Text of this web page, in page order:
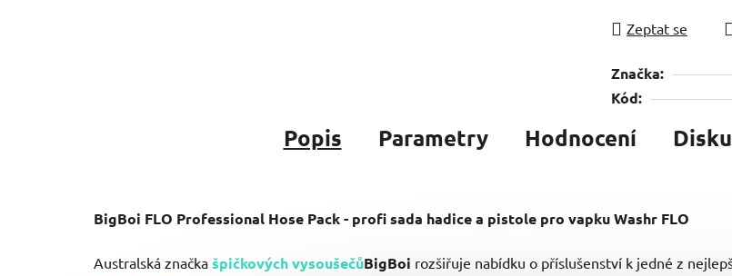
Zeptat se
Značka:
Kód:
Popis Parametry Hodnocení
BigBoi FLO Professional Hose Pack - profi sada hadice a pistole pro vapku Washr FLO
Australská značka špičkových vysoušečůBigBoi rozšiřuje nabídku o příslušenství k jedné z